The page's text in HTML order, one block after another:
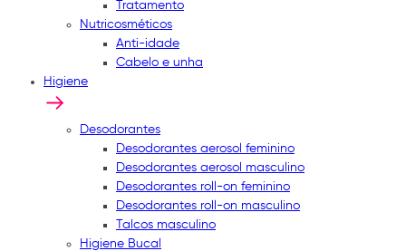
Tratamento
Nutricosméticos
Anti-idade
Cabelo e unha
Higiene
Desodorantes
Desodorantes aerosol feminino
Desodorantes aerosol masculino
Desodorantes roll-on feminino
Desodorantes roll-on masculino
Talcos masculino
Higiene Bucal